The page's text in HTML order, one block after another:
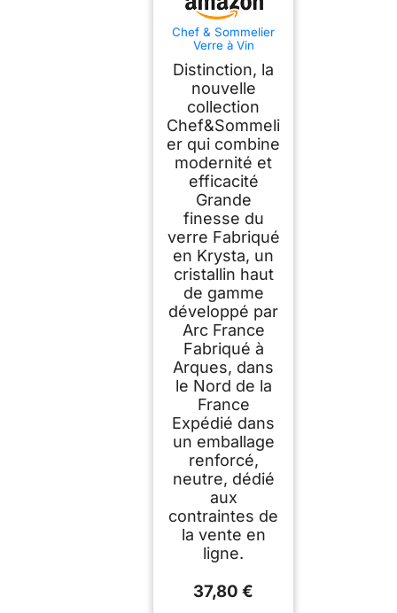
Chef & Sommelier
Verre à Vin
de 6
Distinction, la
nouvelle
collection
Chef&Sommeli
er qui combine
modernité et
efficacité
Grande
finesse du
verre Fabriqué
en Krysta, un
cristallin haut
de gamme
développé par
Arc France
Fabriqué à
Arques, dans
le Nord de la
France
Expédié dans
un emballage
renforcé,
neutre, dédié
aux
contraintes de
la vente en
ligne.
37,80 €